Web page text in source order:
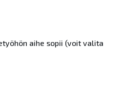
aihe sopii (voit valita